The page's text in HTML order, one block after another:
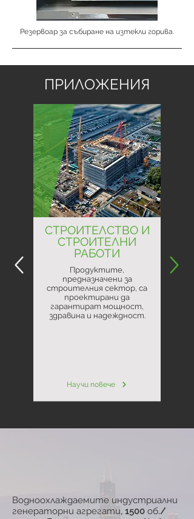
Резервоар за събиране на изтекли горива.
ПРИЛОЖЕНИЯ
СТРОИТЕЛСТВО И
СТРОИТЕЛНИ
РАБОТИ
Продуктите,
предназначени за
строителния сектор, са
проектирани да
гарантират мощност,
здравина и надеждност.
Научи повече
Водноохлаждаемите индустриални
генераторни агрегати, 1500 об./